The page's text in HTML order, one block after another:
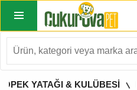
YATAĞI & KULÜBESİ